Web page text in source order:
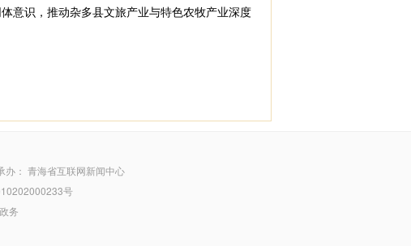
识，推动杂多县文旅产业与特色农牧产业深度
办： 青海省互联网新闻中心
号
务